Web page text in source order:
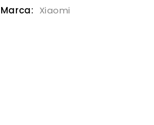
Marca: Xiaomi